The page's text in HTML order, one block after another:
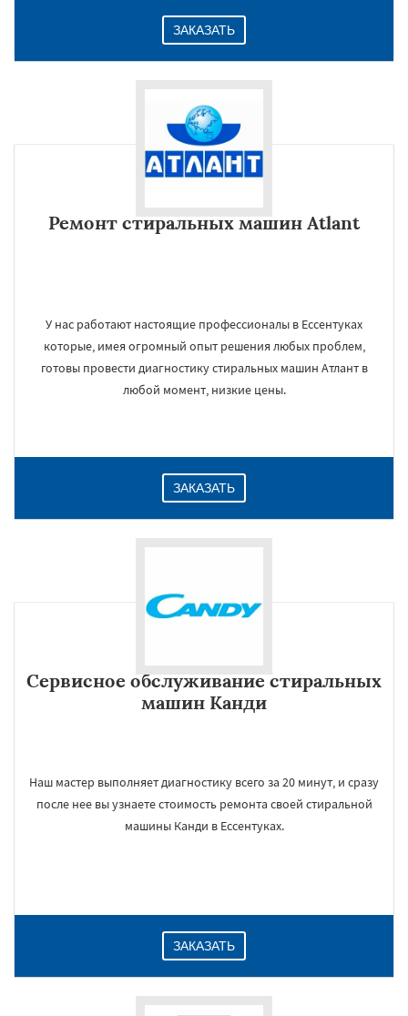
ЗАКАЗАТЬ
Ремонт стиральных машин Atlant
У нас работают настоящие профессионалы в Ессентуках
которые, имея огромный опыт решения любых проблем,
готовы провести диагностику стиральных машин Атлант в
любой момент, низкие цены.
ЗАКАЗАТЬ
Сервисное обслуживание стиральных
машин Канди
Наш мастер выполняет диагностику всего за 20 минут, и сразу
после нее вы узнаете стоимость ремонта своей стиральной
машины Канди в Ессентуках.
ЗАКАЗАТЬ